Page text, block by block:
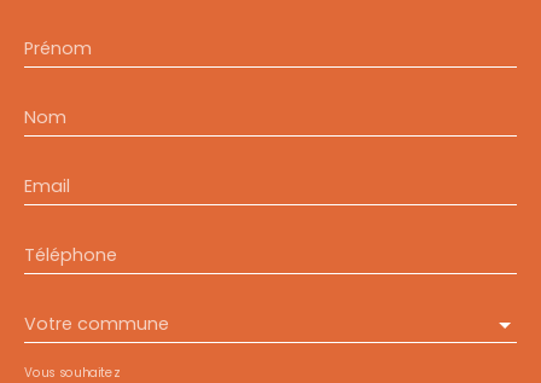
Prénom
Nom
Email
Téléphone
Votre commune
Vous souhaitez